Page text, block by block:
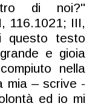
di noi?"
116.1021; III,
questo testo
e gioia
nella
mia – scrive -
ed io mi